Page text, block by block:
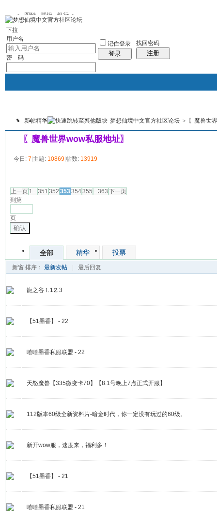
图酷 群组 银行
下拉
用户名
密 码
记住登录
登录
找回密码
注册
银行 群组聚合 我的空间
新帖精华 梦想仙境中文官方社区论坛 > 〖魔兽世
〖魔兽世界wow私服地址〗
今日: 7|主题: 10869|帖数: 13919
上一页 1...351 352 353354355 ...363 下一页
到第
页
确认
全部 精华 投票
新窗 排序： 最新发帖 最后回复
龍之谷⒈1⒉3
【51墨香】 - 22
嘻嘻墨香私服联盟 - 22
天怒魔兽【335微变卡70】【8.1号晚上7点正式开服】
112版本60级全新资料片-暗金时代，你一定没有玩过的60级。
新开wow服，速度来，福利多！
【51墨香】 - 21
嘻嘻墨香私服联盟 - 21